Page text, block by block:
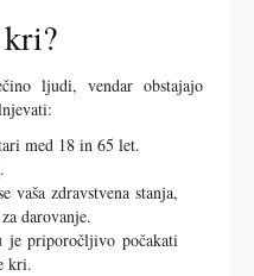
ljudi, vendar obstajajo
med 18 in 65 let.
vaša zdravstvena stanja,
darovanje.
je priporočljivo počakati
kri.